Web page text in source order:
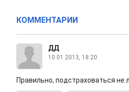
КОММЕНТАРИИ
ДД
10.01.2013, 18:20
Правильно, подстраховаться не